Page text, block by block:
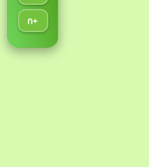
ก+